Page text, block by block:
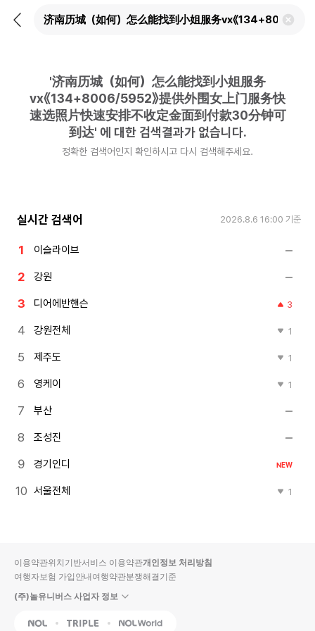
뒤
검
'济南历城（如何）怎么能找到小姐服务
vx《134+8006/5952》提供外围女上门服务快
速选照片快速安排不收定金面到付款30分钟可
到达' 에 대한 검색결과가 없습니다.
정확한 검색어인지 확인하시고 다시 검색해주세요.
실시간 검색어 2026.8.6 16:00 기준
이슬라이브
강원
디어에반핸슨 3
강원전체 1
제주도 1
영케이 1
부산
조성진
경기인디 NEW
서울전체 1
이용약관위치기반서비스 이용약관개인정보 처리방침
여행자보험 가입안내여행약관분쟁해결기준
(주)놀유니버스 사업자 정보
NOL Triple Interpark Global